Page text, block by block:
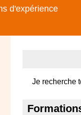
d'expérience
Je recherche